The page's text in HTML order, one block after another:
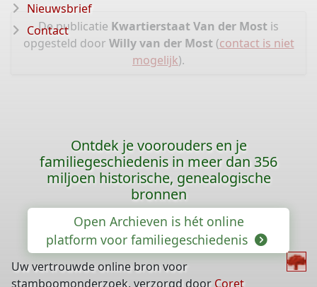
De publicatie Kwartierstaat Van der Most is
opgesteld door Willy van der Most(contact is niet
mogelijk).
Nieuwsbrief
Contact
Ontdek je voorouders en je
familiegeschiedenis in meer dan 356
miljoen historische, genealogische
bronnen
Open Archieven is hét online
platform voor familiegeschiedenis
Uw vertrouwde online bron voor
stamboomonderzoek, verzorgd door Coret